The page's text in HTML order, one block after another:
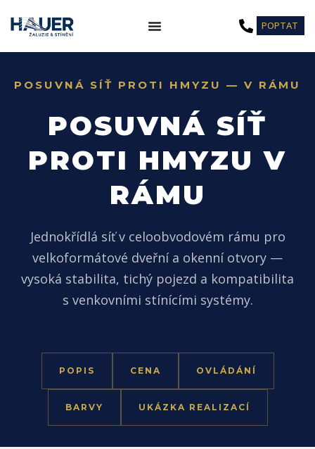
na
POPTAT
POSUVNÁ SÍŤ PROTI HMYZU — V RÁMU
POSUVNÁ SÍŤ
PROTI HMYZU V
RÁMU
Jednokřídlá síť v celoobvodovém rámu pro
velkoformátové dveřní a okenní otvory —
vysoká stabilita, tichý pojezd a kompatibilita
s venkovními stínícími systémy.
POPIS CENA OVLÁDÁNÍ
BARVY UKÁZKA REALIZACÍ